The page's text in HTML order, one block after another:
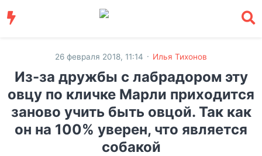
26 февраля 2018, 11:14 · Илья Тихонов
Из-за дружбы с лабрадором эту
овцу по кличке Марли приходится
заново учить быть овцой. Так как
он на 100% уверен, что является
собакой